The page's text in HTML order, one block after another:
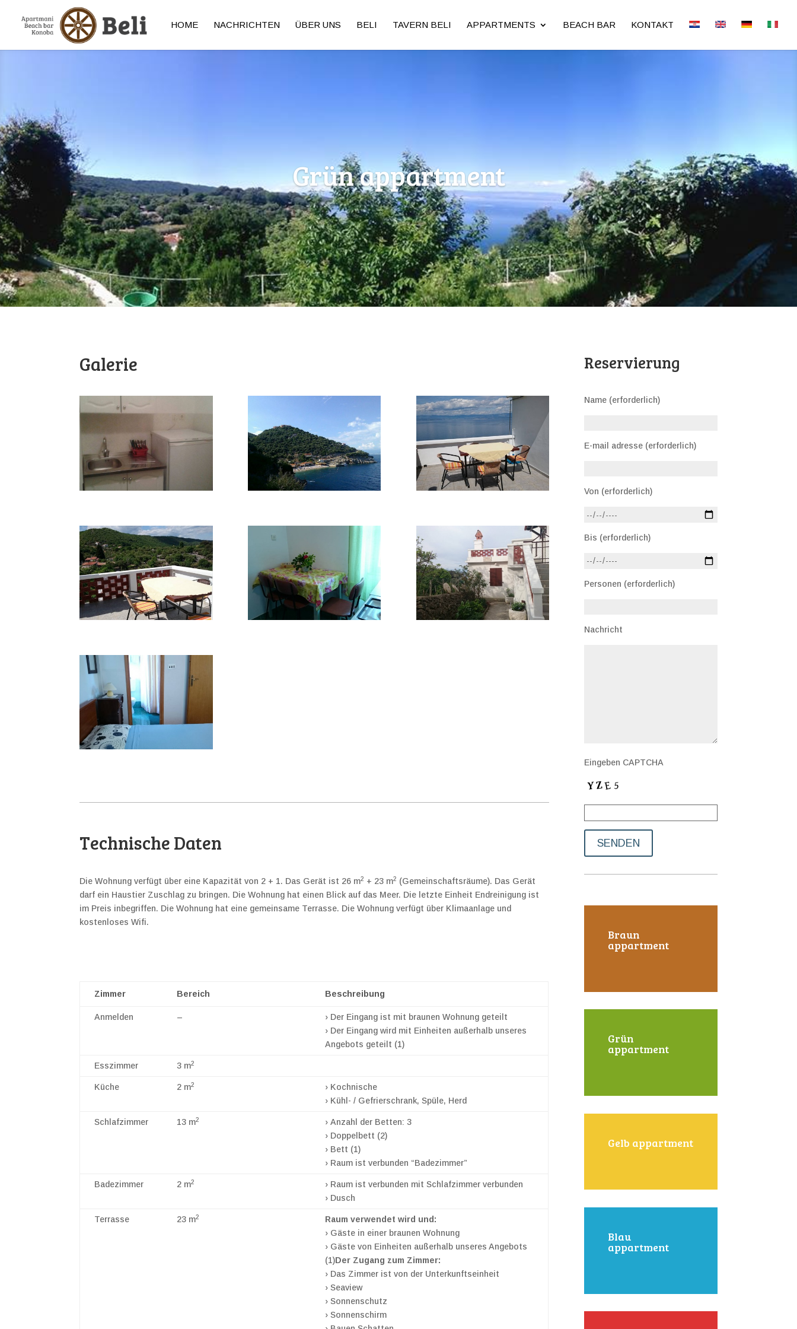
HOME NACHRICHTEN ÜBER UNS BELI TAVERN BELI APPARTMENTS BEACH BAR KONTAKT
Grün appartment
Galerie
Technische Daten
Die Wohnung verfügt über eine Kapazität von 2 + 1. Das Gerät ist 26 m2 + 23 m2 (Gemeinschaftsräume). Das Gerät
darf ein Haustier Zuschlag zu bringen. Die Wohnung hat einen Blick auf das Meer. Die letzte Einheit Endreinigung ist
im Preis inbegriffen. Die Wohnung hat eine gemeinsame Terrasse. Die Wohnung verfügt über Klimaanlage und
kostenloses Wifi.
Zimmer Bereich Beschreibung
Anmelden –
› Der Eingang ist mit braunen Wohnung geteilt
› Der Eingang wird mit Einheiten außerhalb unseres
Angebots geteilt (1)
Esszimmer 3 m2
Küche 2 m2
› Kochnische
› Kühl- / Gefrierschrank, Spüle, Herd
Schlafzimmer 13 m2
› Anzahl der Betten: 3
› Doppelbett (2)
› Bett (1)
› Raum ist verbunden “Badezimmer”
Badezimmer 2 m2
› Raum ist verbunden mit Schlafzimmer verbunden
› Dusch
Terrasse 23 m2
Raum verwendet wird und:
› Gäste in einer braunen Wohnung
› Gäste von Einheiten außerhalb unseres Angebots
(1)Der Zugang zum Zimmer:
› Das Zimmer ist von der Unterkunftseinheit
› Seaview
› Sonnenschutz
› Sonnenschirm
Reservierung
Name (erforderlich)
E-mail adresse (erforderlich)
Von (erforderlich)
Bis (erforderlich)
Personen (erforderlich)
Nachricht
Eingeben CAPTCHA
Braun
appartment
Grün
appartment
Gelb appartment
Blau
appartment